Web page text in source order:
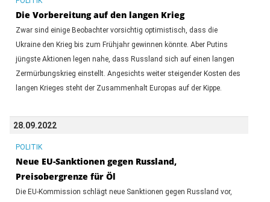
Die Vorbereitung auf den langen Krieg
Zwar sind einige Beobachter vorsichtig optimistisch, dass die
Ukraine den Krieg bis zum Frühjahr gewinnen könnte. Aber Putins
jüngste Aktionen legen nahe, dass Russland sich auf einen langen
Zermürbungskrieg einstellt. Angesichts weiter steigender Kosten des
langen Krieges steht der Zusammenhalt Europas auf der Kippe.
28.09.2022
POLITIK
Neue EU-Sanktionen gegen Russland,
Preisobergrenze für Öl
Die EU-Kommission schlägt neue Sanktionen gegen Russland vor,